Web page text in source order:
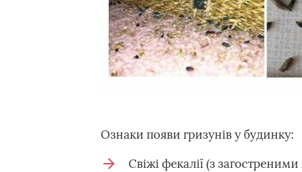
Ознаки появи гризунів у будинку:
Свіжі фекалії (з